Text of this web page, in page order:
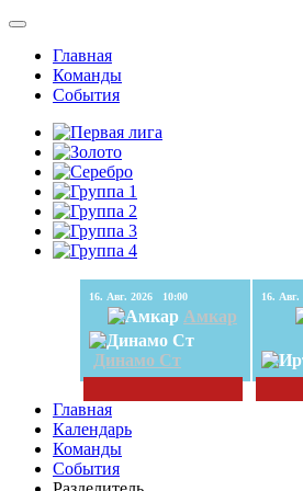
Главная
Команды
События
16. Авг. 2026 10:00
Амкар
Динамо Ст
Главная
Календарь
Команды
События